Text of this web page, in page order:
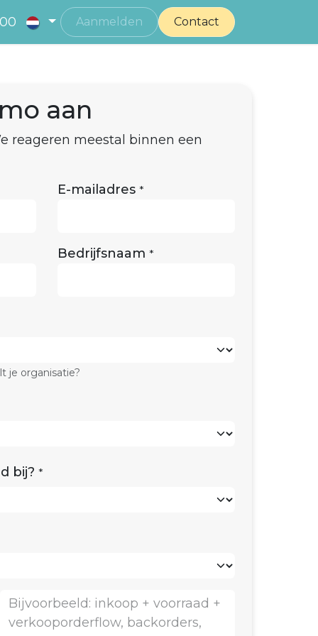
Aanmelden Contact
aan
reageren meestal binnen een
E-mailadres *
Bedrijfsnaam *
je organisatie?
bij? *